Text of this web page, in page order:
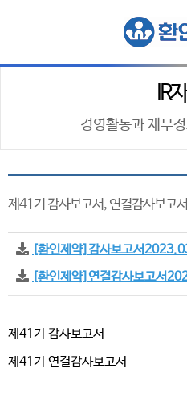
IR
경영활동과 재무
제41기 감사보고서, 연결감사보고서
[환인제약]감사보고서
[환인제약]연결감사보고서
제41기 감사보고서
제41기 연결감사보고서